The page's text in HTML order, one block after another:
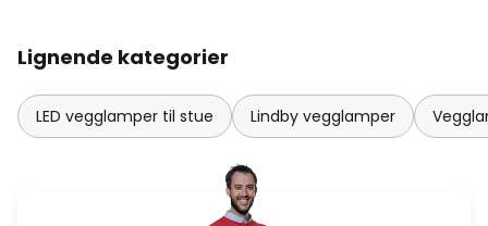
Lignende kategorier
LED vegglamper til stue Lindby vegglamper